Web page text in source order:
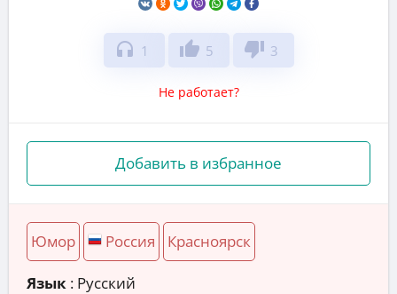
headphones 1 thumb_up 5 thumb_down 3
Не работает?
Добавить в избранное
Юмор Россия Красноярск
Язык : Русский